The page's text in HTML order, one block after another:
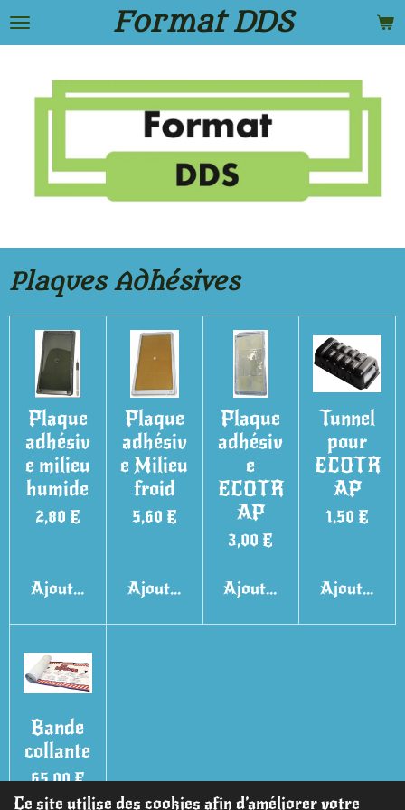
Ce site utilise des cookies afin d’améliorer votre
Passer
contenu
principal
Format DDS
Plaques Adhésives
Plaque
adhésiv
e milieu
humide
2,80 €
Ajouter au panier
Plaque
adhésiv
e Milieu
froid
5,60 €
Ajouter au panier
Plaque
adhésiv
e
ECOTR
AP
3,00 €
Ajouter au panier
Tunnel
pour
ECOTR
AP
1,50 €
Ajouter au
Bande
collante
65,00 €